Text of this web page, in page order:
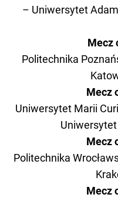
– Uniwersytet
Mecz
Politechnika
Mecz
Uniwersytet Marii
Mecz
Politechnika
Mecz